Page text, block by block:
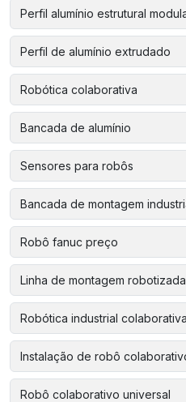
Perfil alumínio estrutural
Perfil de alumínio extrudado
Robótica colaborativa
Bancada de alumínio
Sensores para robôs
Bancada de montagem
Robô fanuc preço
Linha de montagem robotizada
Robótica industrial colaborativa
Instalação de robô
Robô colaborativo universal